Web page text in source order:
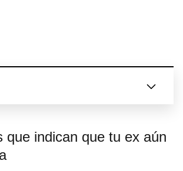
que indican que tu ex aún